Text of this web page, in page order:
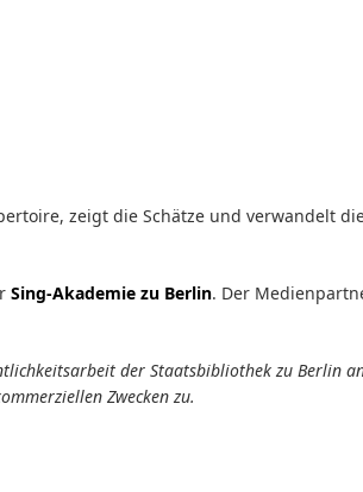
zeigt die Schätze und verwandelt
Sing-Akademie zu Berlin. Der
der Staatsbibliothek zu Berlin
Zwecken zu.